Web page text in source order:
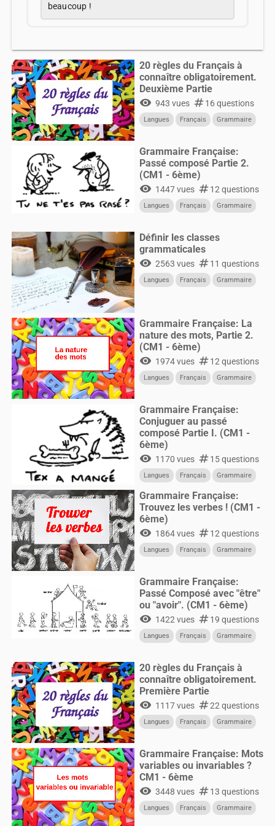
beaucoup !
20 règles du Français à
connaître obligatoirement.
Deuxième Partie
visibility 943 vues numbers16 questions
Langues Français Grammaire
Grammaire Française:
Passé composé Partie 2.
(CM1 - 6ème)
visibility 1447 vues numbers12 questions
Langues Français Grammaire
Définir les classes
grammaticales
visibility 2563 vues numbers11 questions
Langues Français Grammaire
Grammaire Française: La
nature des mots, Partie 2.
(CM1 - 6ème)
visibility 1974 vues numbers12 questions
Langues Français Grammaire
Grammaire Française:
Conjuguer au passé
composé Partie I. (CM1 -
6ème)
visibility 1170 vues numbers15 questions
Langues Français Grammaire
Grammaire Française:
Trouvez les verbes ! (CM1 -
6ème)
visibility 1864 vues numbers12 questions
Langues Français Grammaire
Grammaire Française:
Passé Composé avec "être"
ou "avoir". (CM1 - 6ème)
visibility 1422 vues numbers19 questions
Langues Français Grammaire
20 règles du Français à
connaître obligatoirement.
Première Partie
visibility 1117 vues numbers22 questions
Langues Français Grammaire
Grammaire Française: Mots
variables ou invariables ?
CM1 - 6ème
visibility 3448 vues numbers13 questions
Langues Français Grammaire